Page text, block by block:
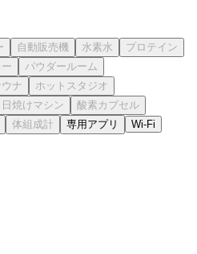
専用アプリ Wi-Fi